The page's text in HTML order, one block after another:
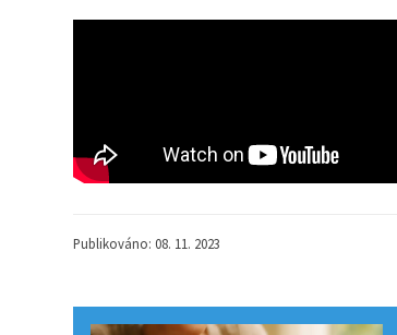
Publikováno: 08. 11. 2023